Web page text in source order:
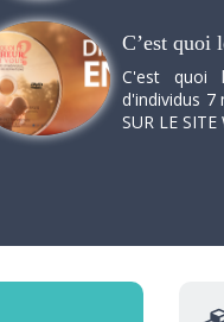
C’est quoi
C'est quoi
d'individus 7
SUR LE